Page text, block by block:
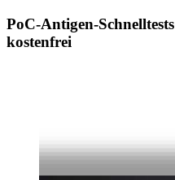
PoC-Antigen-
kostenfrei